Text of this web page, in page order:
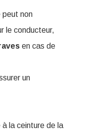
peut non
le conducteur,
en cas de
un
à la ceinture de la